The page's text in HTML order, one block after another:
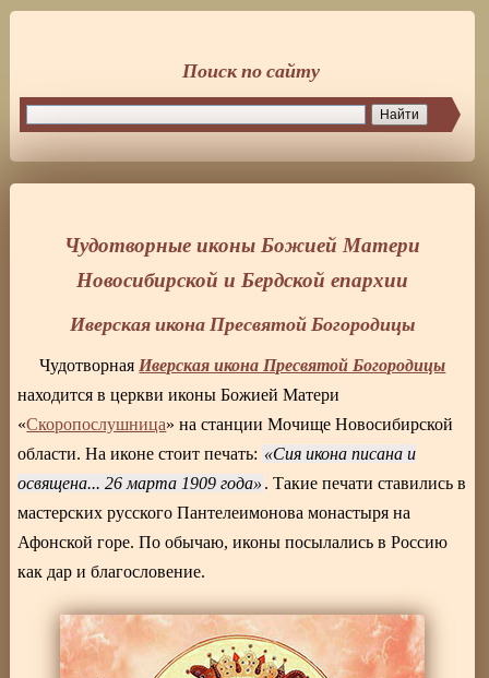
Чудотворные иконы Божией Матери
Новосибирской и Бердской епархии
Иверская икона Пресвятой Богородицы
Чудотворная Иверская икона Пресвятой Богородицы
находится в церкви иконы Божией Матери
«Скоропослушница» на станции Мочище Новосибирской
области. На иконе стоит печать:
Сия икона писана и
освящена... 26 марта 1909 года
. Такие печати ставились в
мастерских русского Пантелеимонова монастыря на
Афонской горе. По обычаю, иконы посылались в Россию
как дар и благословение.
Поиск по сайту